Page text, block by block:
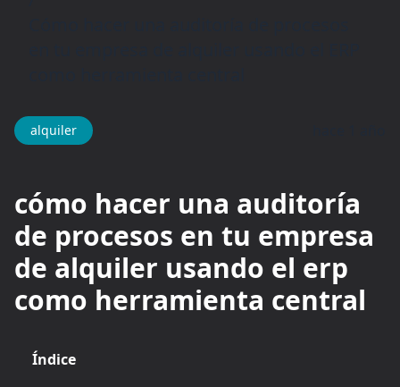
alquiler
cómo hacer una auditoría
de procesos en tu empresa
de alquiler usando el erp
como herramienta central
Índice